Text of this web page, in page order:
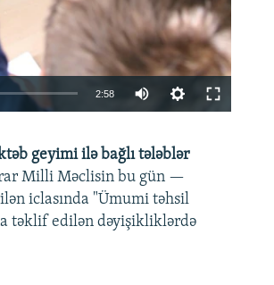
2:58
360p
480p
720p
geyimi ilə bağlı tələblər
Milli Məclisin bu gün —
iclasında "Ümumi təhsil
təklif edilən dəyişikliklərdə